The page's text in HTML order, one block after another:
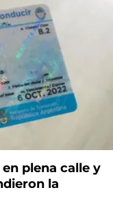
plena calle y
la